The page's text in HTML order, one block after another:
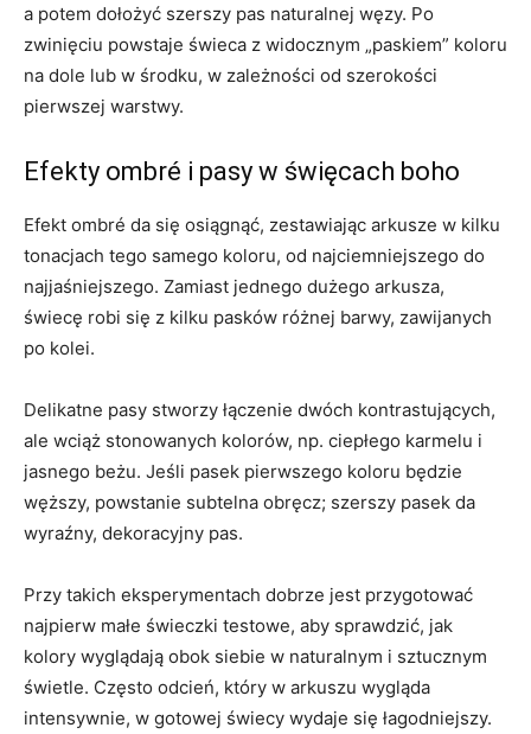
a potem dołożyć szerszy pas naturalnej węzy. Po
zwinięciu powstaje świeca z widocznym „paskiem” koloru
na dole lub w środku, w zależności od szerokości
pierwszej warstwy.
Efekty ombré i pasy w święcach boho
Efekt ombré da się osiągnąć, zestawiając arkusze w kilku
tonacjach tego samego koloru, od najciemniejszego do
najjaśniejszego. Zamiast jednego dużego arkusza,
świecę robi się z kilku pasków różnej barwy, zawijanych
po kolei.
Delikatne pasy stworzy łączenie dwóch kontrastujących,
ale wciąż stonowanych kolorów, np. ciepłego karmelu i
jasnego beżu. Jeśli pasek pierwszego koloru będzie
węższy, powstanie subtelna obręcz; szerszy pasek da
wyraźny, dekoracyjny pas.
Przy takich eksperymentach dobrze jest przygotować
najpierw małe świeczki testowe, aby sprawdzić, jak
kolory wyglądają obok siebie w naturalnym i sztucznym
świetle. Często odcień, który w arkuszu wygląda
intensywnie, w gotowej świecy wydaje się łagodniejszy.